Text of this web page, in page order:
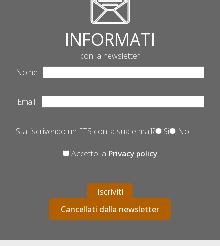
INFORMATI
con la newsletter
Nome
Email
Stai iscrivendo un ETS con la sua e-mail? Sì No
Accetto la Privacy policy
Iscriviti
Cancellati dalla newsletter